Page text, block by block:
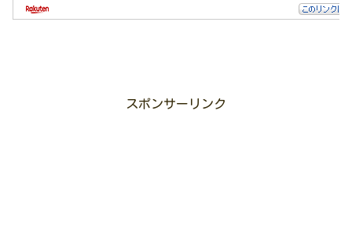
スポンサーリンク